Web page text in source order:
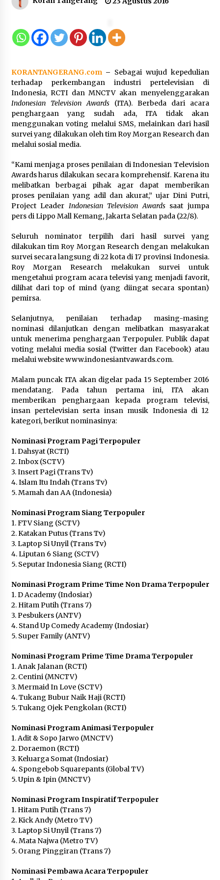
8 Agustus 2026
9 Kopi Botol Terbaik yang Praktis
untuk Menemani Aktivitas
8 Agustus 2026
Pengembangan KEK Samota
sebagai Destinasi Wisata Bahari
Berkelas Dunia
8 Agustus 2026
Ekonomi Masyarakat Papua
Pegunungan
8 Agustus 2026
8 Agustus 2026
Menjaga Kesuburan
8 Agustus 2026
Wamenhan Pimpin Prosesi
8 Agustus 2026
DPD Partai Gerakan Rakyat Kota
Tangerang Gelar Konsolidasi
Internal Jelang Pemilu 2029
8 Agustus 2026
KORANTANGERANG.com– Sebagai wujud kepedulian
terhadap perkembangan industri pertelevisian di
Indonesia, RCTI dan MNCTV akan menyelenggarakan
Indonesian Television Awards(ITA). Berbeda dari acara
penghargaan yang sudah ada, ITA tidak akan
menggunakan voting melalui SMS, melainkan dari hasil
survei yang dilakukan oleh tim Roy Morgan Research dan
melalui sosial media.
“Kami menjaga proses penilaian di Indonesian Television
Awards harus dilakukan secara komprehensif. Karena itu
melibatkan berbagai pihak agar dapat memberikan
proses penilaian yang adil dan akurat,” ujar Dini Putri,
Project Leader Indonesian Television Awardssaat jumpa
pers di Lippo Mall Kemang, Jakarta Selatan pada (22/8).
Seluruh nominator terpilih dari hasil survei yang
dilakukan tim Roy Morgan Research dengan melakukan
survei secara langsung di 22 kota di 17 provinsi Indonesia.
Roy Morgan Research melakukan survei untuk
mengetahui program acara televisi yang menjadi favorit,
dilihat dari top of mind (yang diingat secara spontan)
pemirsa.
Selanjutnya, penilaian terhadap masing-masing
nominasi dilanjutkan dengan melibatkan masyarakat
untuk menerima penghargaan Terpopuler. Publik dapat
voting melalui media sosial (Twitter dan Facebook) atau
melalui website www.indonesiantvawards.com.
Malam puncak ITA akan digelar pada 15 September 2016
mendatang. Pada tahun pertama ini, ITA akan
memberikan penghargaan kepada program televisi,
insan pertelevisian serta insan musik Indonesia di 12
kategori, berikut nominasinya:
Nominasi Program Pagi Terpopuler
1. Dahsyat (RCTI)
2. Inbox (SCTV)
3. Insert Pagi (Trans Tv)
4. Islam Itu Indah (Trans Tv)
5. Mamah dan AA (Indonesia)
Nominasi Program Siang Terpopuler
1. FTV Siang (SCTV)
2. Katakan Putus (Trans Tv)
3. Laptop Si Unyil (Trans Tv)
4. Liputan 6 Siang (SCTV)
5. Seputar Indonesia Siang (RCTI)
Nominasi Program Prime Time Non Drama Terpopuler
1. D Academy (Indosiar)
2. Hitam Putih (Trans 7)
3. Pesbukers (ANTV)
4. Stand Up Comedy Academy (Indosiar)
5. Super Family (ANTV)
Nominasi Program Prime Time Drama Terpopuler
1. Anak Jalanan (RCTI)
2. Centini (MNCTV)
3. Mermaid In Love (SCTV)
4. Tukang Bubur Naik Haji (RCTI)
5. Tukang Ojek Pengkolan (RCTI)
Nominasi Program Animasi Terpopuler
1. Adit & Sopo Jarwo (MNCTV)
2. Doraemon (RCTI)
3. Keluarga Somat (Indosiar)
4. Spongebob Squarepants (Global TV)
5. Upin & Ipin (MNCTV)
Nominasi Program Inspiratif Terpopuler
1. Hitam Putih (Trans 7)
2. Kick Andy (Metro TV)
3. Laptop Si Unyil (Trans 7)
4. Mata Najwa (Metro TV)
5. Orang Pinggiran (Trans 7)
Nominasi Pembawa Acara Terpopuler